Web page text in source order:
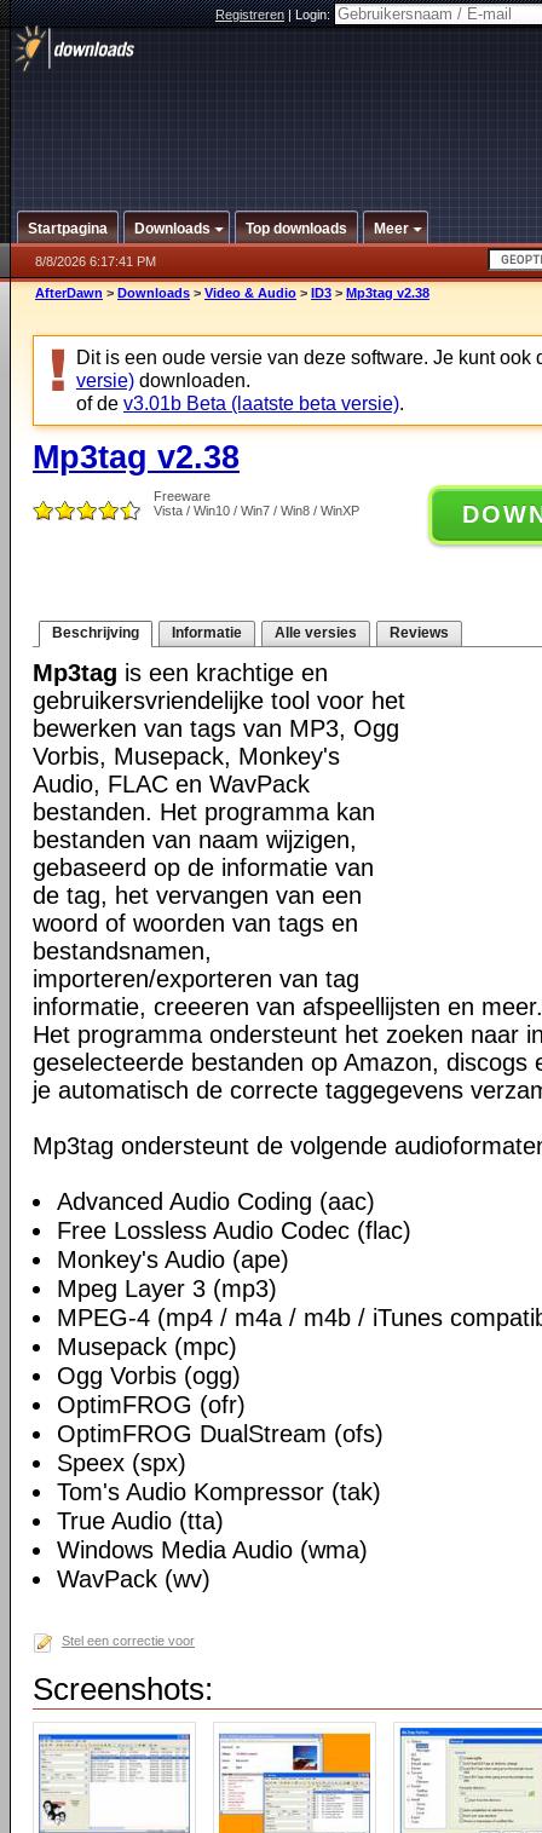
Registreren|Login:
Startpagina Downloads Top downloads Meer
8/8/2026 6:17:41 PM
AfterDawn > Downloads > Video & Audio > ID3 > Mp3tag v2.38
Dit is een oude versie van deze software. Je kunt ook
versie) downloaden.
of de v3.01b Beta (laatste beta versie).
Mp3tag v2.38
Freeware
Vista / Win10 / Win7 / Win8 / WinXP
Beschrijving Informatie Alle versies Reviews
Mp3tag is een krachtige en
gebruikersvriendelijke tool voor het
bewerken van tags van MP3, Ogg
Vorbis, Musepack, Monkey's
Audio, FLAC en WavPack
bestanden. Het programma kan
bestanden van naam wijzigen,
gebaseerd op de informatie van
de tag, het vervangen van een
woord of woorden van tags en
bestandsnamen,
importeren/exporteren van tag
informatie, creeeren van afspeellijsten en meer.
Het programma ondersteunt het zoeken naar
geselecteerde bestanden op Amazon, discogs
je automatisch de correcte taggegevens
Mp3tag ondersteunt de volgende
Advanced Audio Coding (aac)
Free Lossless Audio Codec (flac)
Monkey's Audio (ape)
Mpeg Layer 3 (mp3)
MPEG-4 (mp4 / m4a / m4b / iTunes
Musepack (mpc)
Ogg Vorbis (ogg)
OptimFROG (ofr)
OptimFROG DualStream (ofs)
Speex (spx)
Tom's Audio Kompressor (tak)
True Audio (tta)
Windows Media Audio (wma)
WavPack (wv)
Stel een correctie voor
Screenshots: